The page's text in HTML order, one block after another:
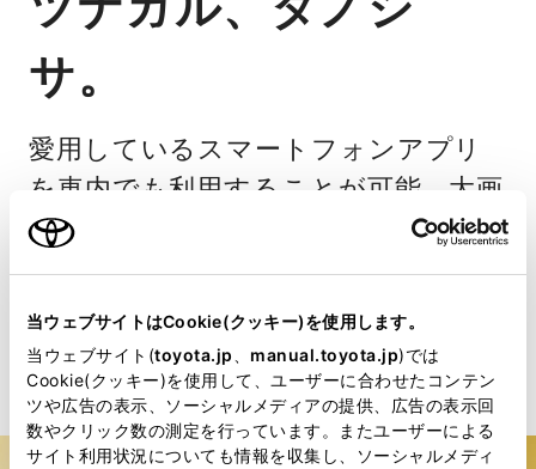
当ウェブサイトはCookie(クッキー)を使用します。
当ウェブサイト(toyota.jp manual.toyota.jp)では
Cookie(クッキー)を使用して、ユーザーに合わせたコンテン
ツや広告の表示、ソーシャルメディアの提供、広告の表示回
数やクリック数の測定を行っています。またユーザーによる
サイト利用状況についても情報を収集し、ソーシャルメディ
サ。
愛用しているスマートフォンアプリ
を車内でも利用することが可能。大画
面でいろいろできるから、ロングド
ライブも退屈知らずで楽しめます。
詳細を見る